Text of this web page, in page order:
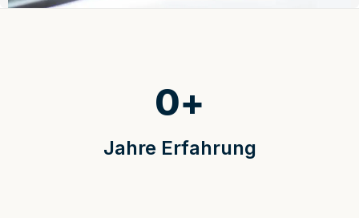
Jahre Erfahrung
0+